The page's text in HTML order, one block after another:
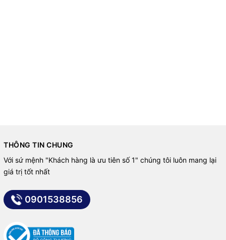
THÔNG TIN CHUNG
Với sứ mệnh "Khách hàng là ưu tiên số 1" chúng tôi luôn mang lại
giá trị tốt nhất
0901538856